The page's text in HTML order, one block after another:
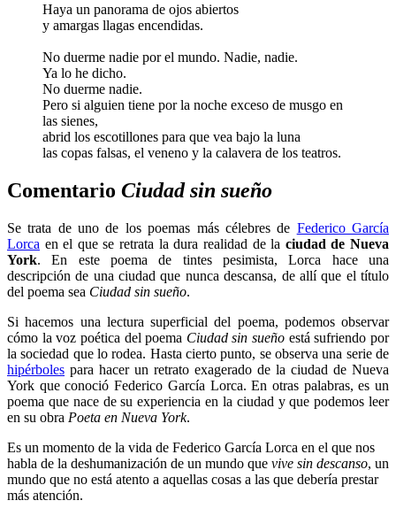
Haya un panorama de ojos abiertos
y amargas llagas encendidas.
No duerme nadie por el mundo. Nadie, nadie.
Ya lo he dicho.
No duerme nadie.
Pero si alguien tiene por la noche exceso de musgo en
las sienes,
abrid los escotillones para que vea bajo la luna
las copas falsas, el veneno y la calavera de los teatros.
Comentario Ciudad sin sueño
Se trata de uno de los poemas más célebres de Federico García
Lorca en el que se retrata la dura realidad de la ciudad de Nueva
York. En este poema de tintes pesimista, Lorca hace una
descripción de una ciudad que nunca descansa, de allí que el título
del poema sea Ciudad sin sueño.
Si hacemos una lectura superficial del poema, podemos observar
cómo la voz poética del poema Ciudad sin sueño está sufriendo por
la sociedad que lo rodea. Hasta cierto punto, se observa una serie de
hipérboles para hacer un retrato exagerado de la ciudad de Nueva
York que conoció Federico García Lorca. En otras palabras, es un
poema que nace de su experiencia en la ciudad y que podemos leer
en su obra Poeta en Nueva York.
Es un momento de la vida de Federico García Lorca en el que nos
habla de la deshumanización de un mundo que vive sin descanso, un
mundo que no está atento a aquellas cosas a las que debería prestar
más atención.